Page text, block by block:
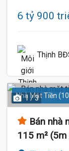
6 tỷ 900
Thịnh
Nhà Mặt Tiền
1 / 3
Bán nhà
115 m²